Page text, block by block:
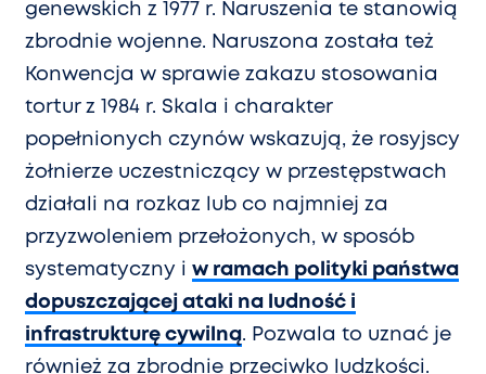
genewskich z 1977 r. Naruszenia te stanowią
zbrodnie wojenne. Naruszona została też
Konwencja w sprawie zakazu stosowania
tortur z 1984 r. Skala i charakter
popełnionych czynów wskazują, że rosyjscy
żołnierze uczestniczący w przestępstwach
działali na rozkaz lub co najmniej za
przyzwoleniem przełożonych, w sposób
systematyczny i w ramach polityki państwa
dopuszczającej ataki na ludność i
infrastrukturę cywilną. Pozwala to uznać je
również za zbrodnie przeciwko ludzkości.